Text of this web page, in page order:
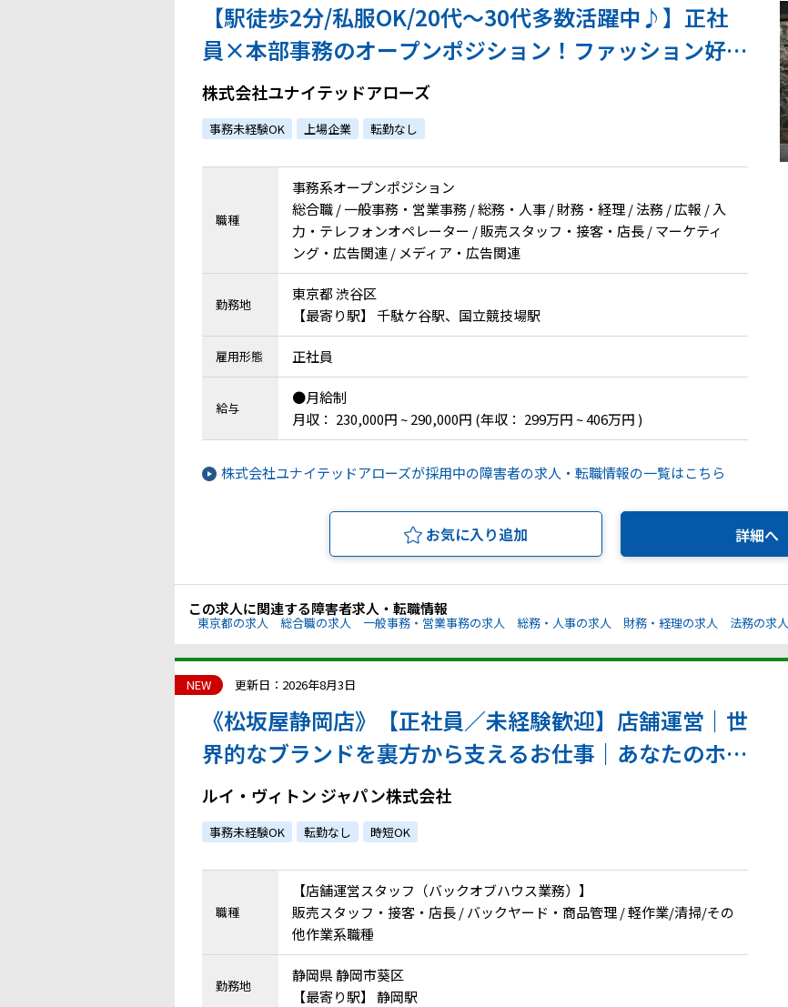
【駅徒歩2分/私服OK/20代～30代多数活躍中♪】正社
員×本部事務のオープンポジション！ファッション好き
必見！atGP採用実績も多数あり！
株式会社ユナイテッドアローズ
事務未経験OK 上場企業 転勤なし
職種
事務系オープンポジション
総合職 / 一般事務・営業事務 / 総務・人事 / 財務・経理 / 法務 / 広報 / 入
力・テレフォンオペレーター / 販売スタッフ・接客・店長 / マーケティ
ング・広告関連 / メディア・広告関連
勤務地
東京都 渋谷区
【最寄り駅】 千駄ケ谷駅、国立競技場駅
雇用形態 正社員
給与
●月給制
月収： 230,000円 ~ 290,000円 (年収： 299万円 ~ 406万円 )
株式会社ユナイテッドアローズが採用中の障害者の求人・転職情報の一覧はこちら
お気に入り追加 詳細へ
この求人に関連する障害者求人・転職情報
東京都の求人 総合職の求人 一般事務・営業事務の求人 総務・人事の求人 財務・経理の求人 法務の求人
NEW 更新日：2026年8月3日
《松坂屋静岡店》【正社員／未経験歓迎】店舗運営｜世
界的なブランドを裏方から支えるお仕事｜あなたのホス
ピタリティを活かして顧客から信頼される店舗に！｜at
GPからの採用実績あり
ルイ・ヴィトン ジャパン株式会社
事務未経験OK 転勤なし 時短OK
職種
【店舗運営スタッフ（バックオブハウス業務）】
販売スタッフ・接客・店長 / バックヤード・商品管理 / 軽作業/清掃/その
他作業系職種
勤務地
静岡県 静岡市葵区
【最寄り駅】 静岡駅